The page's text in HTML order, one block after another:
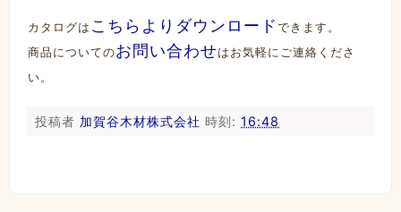
カタログは こちらよりダウンロード できます。
商品についてのお問い合わせはお気軽にご連絡くださ
い。
投稿者 加賀谷木材株式会社 時刻: 16:48